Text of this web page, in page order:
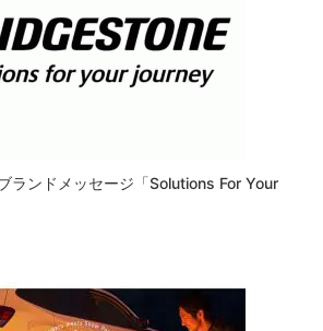
ランドメッセージ「Solutions For Your